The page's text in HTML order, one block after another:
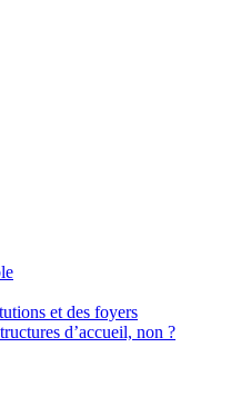
et des foyers
d’accueil, non ?